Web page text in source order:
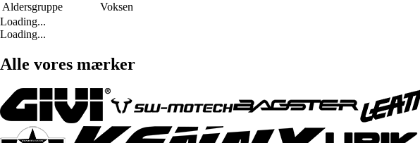
Aldersgruppe
Voksen
Loading...
Loading...
Alle vores mærker